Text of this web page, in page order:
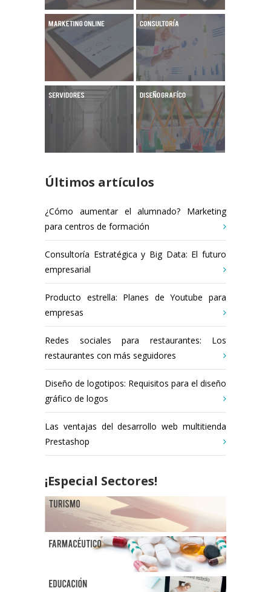
Últimos artículos
¿Cómo aumentar el alumnado? Marketing
para centros de formación
Consultoría Estratégica y Big Data: El futuro
empresarial
Producto estrella: Planes de Youtube para
empresas
Redes sociales para restaurantes: Los
restaurantes con más seguidores
Diseño de logotipos: Requisitos para el diseño
gráfico de logos
Las ventajas del desarrollo web multitienda
Prestashop
¡Especial Sectores!